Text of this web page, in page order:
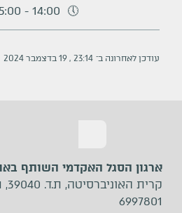
14:00
-
עודכן לאחרונה ב־ 23:14
,
19 בדצמבר 2024
ארגון הסגל האקדמי השותף
6997801